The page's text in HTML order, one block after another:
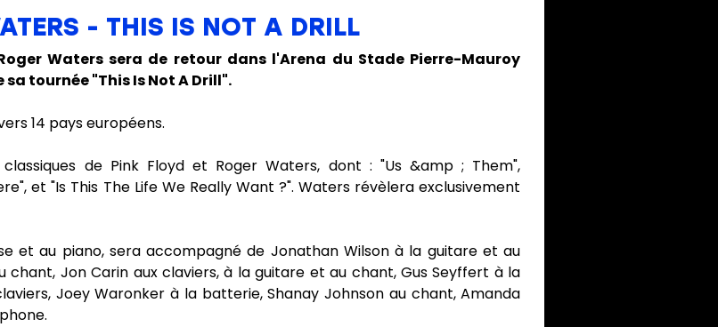
- THIS IS NOT A DRILL
Waters sera de retour dans l'Arena du Stade Pierre-Mauroy
tournée "This Is Not A Drill".
14 pays européens.
de Pink Floyd et Roger Waters, dont : "Us &amp ; Them",
et "Is This The Life We Really Want ?". Waters révèlera exclusivement
et au piano, sera accompagné de Jonathan Wilson à la guitare et au
Jon Carin aux claviers, à la guitare et au chant, Gus Seyffert à la
Joey Waronker à la batterie, Shanay Johnson au chant, Amanda